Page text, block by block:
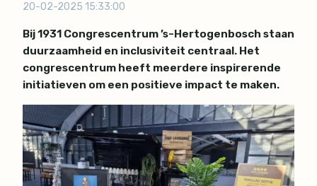
20-02-2025 15:33:00
Bij 1931 Congrescentrum ’s-Hertogenbosch staan
duurzaamheid en inclusiviteit centraal. Het
congrescentrum heeft meerdere inspirerende
initiatieven om een positieve impact te maken.